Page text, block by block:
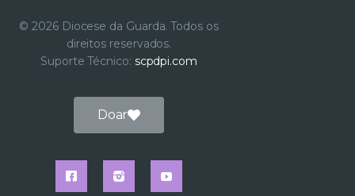
© 2026 Diocese da Guarda. Todos os
direitos reservados.
Suporte Técnico: scpdpi.com
Doar